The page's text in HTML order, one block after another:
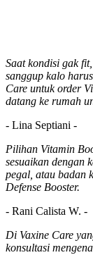
Saat kondisi gak
sanggup kalo
Care untuk order
datang ke rumah
- Lina Septiani -
Pilihan Vitamin
sesuaikan dengan
pegal, atau badan
Defense Booster.
- Rani Calista W. -
Di Vaxine Care
konsultasi